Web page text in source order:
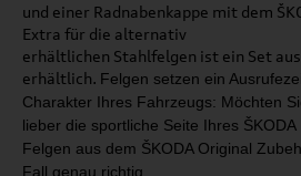
und einer Radnabenkappe mit dem
Extra für die alternativ
erhältlichen Stahlfelgen ist ein Set
erhältlich. Felgen setzen ein
Charakter Ihres Fahrzeugs: Möchten
lieber die sportliche Seite Ihres
Felgen aus dem ŠKODA Original
Fall genau richtig.